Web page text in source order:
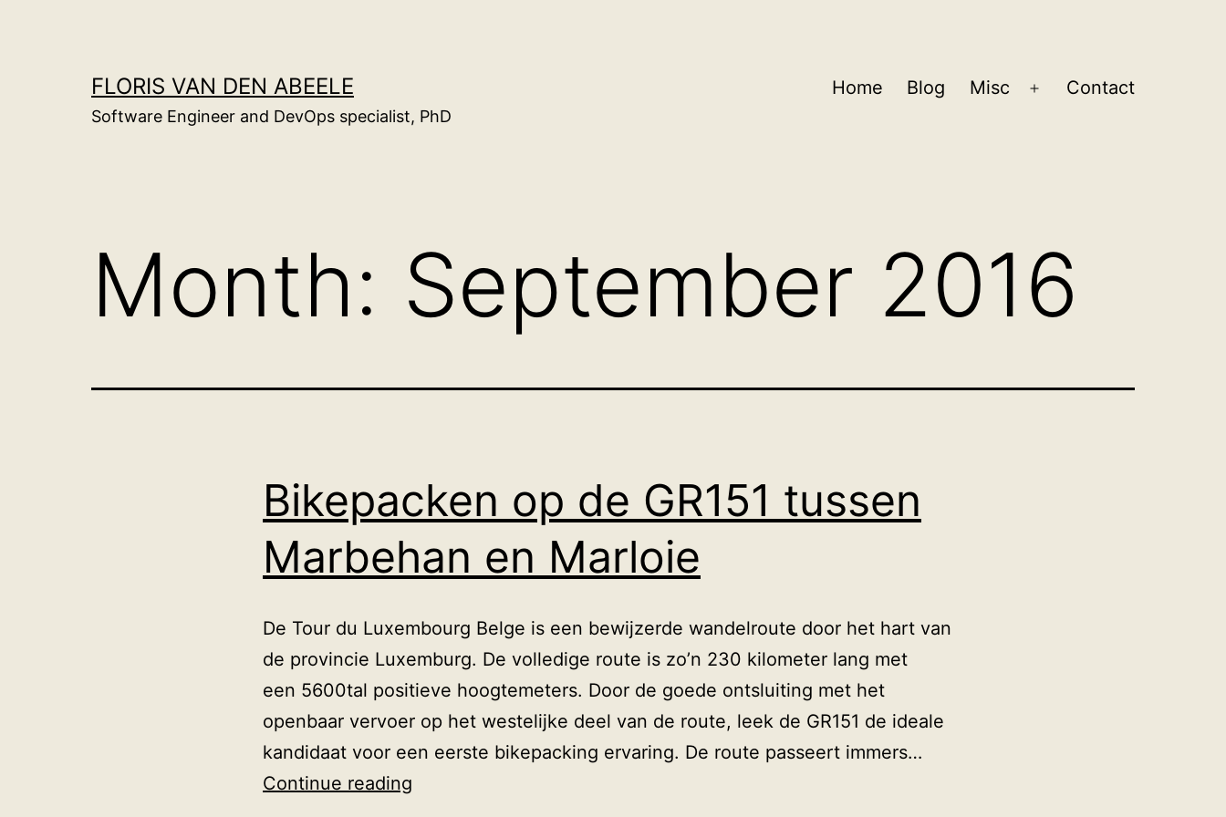
FLORIS VAN DEN ABEELE
Software Engineer and DevOps specialist, PhD
Home Blog Misc
Open
Contact
Month: September 2016
Bikepacken op de GR151 tussen
Marbehan en Marloie
De Tour du Luxembourg Belge is een bewijzerde wandelroute door het hart van
de provincie Luxemburg. De volledige route is zo’n 230 kilometer lang met
een 5600tal positieve hoogtemeters. Door de goede ontsluiting met het
openbaar vervoer op het westelijke deel van de route, leek de GR151 de ideale
kandidaat voor een eerste bikepacking ervaring. De route passeert immers…
Continue reading